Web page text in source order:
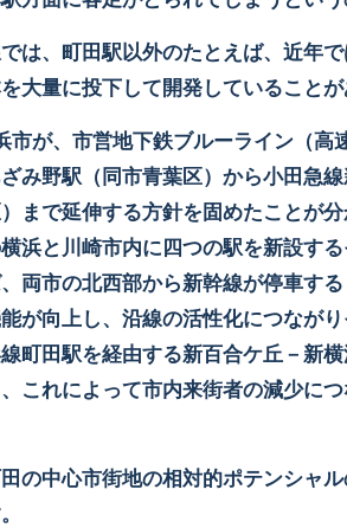
は、町田駅以外のたとえば、近年
大量に投下して開発していることが
市が、市営地下鉄ブルーライン（高
み野駅（同市青葉区）から小田急
まで延伸する方針を固めたことが
浜と川崎市内に四つの駅を新設する
両市の北西部から新幹線が停車す
が向上し、沿線の活性化につなが
町田駅を経由する新百合ケ丘－新横
これによって市内来街者の減少に
の中心市街地の相対的ポテンシャ